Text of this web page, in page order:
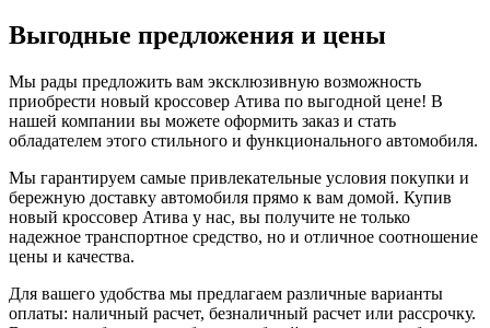
Выгодные предложения и цены
Мы рады предложить вам эксклюзивную возможность
приобрести новый кроссовер Атива по выгодной цене! В
нашей компании вы можете оформить заказ и стать
обладателем этого стильного и функционального автомобиля.
Мы гарантируем самые привлекательные условия покупки и
бережную доставку автомобиля прямо к вам домой. Купив
новый кроссовер Атива у нас, вы получите не только
надежное транспортное средство, но и отличное соотношение
цены и качества.
Для вашего удобства мы предлагаем различные варианты
оплаты: наличный расчет, безналичный расчет или рассрочку.